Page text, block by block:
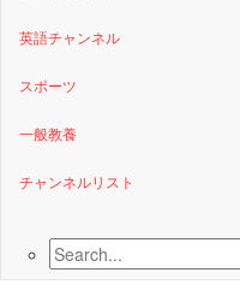
英語チャンネル
スポーツ
一般教養
チャンネルリスト